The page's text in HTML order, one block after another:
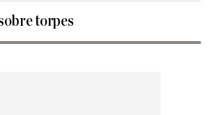
torpes